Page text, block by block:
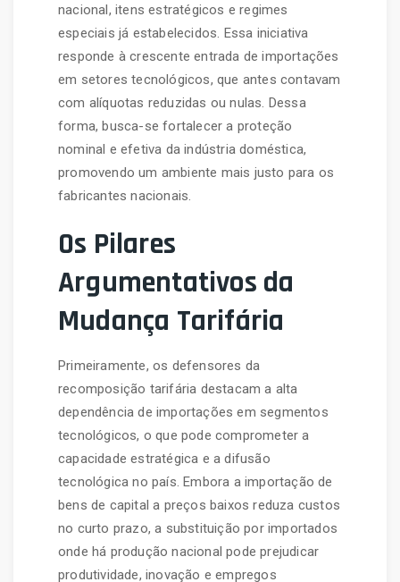
nacional, itens estratégicos e regimes
especiais já estabelecidos. Essa iniciativa
responde à crescente entrada de importações
em setores tecnológicos, que antes contavam
com alíquotas reduzidas ou nulas. Dessa
forma, busca-se fortalecer a proteção
nominal e efetiva da indústria doméstica,
promovendo um ambiente mais justo para os
fabricantes nacionais.
Os Pilares
Argumentativos da
Mudança Tarifária
Primeiramente, os defensores da
recomposição tarifária destacam a alta
dependência de importações em segmentos
tecnológicos, o que pode comprometer a
capacidade estratégica e a difusão
tecnológica no país. Embora a importação de
bens de capital a preços baixos reduza custos
no curto prazo, a substituição por importados
onde há produção nacional pode prejudicar
produtividade, inovação e empregos